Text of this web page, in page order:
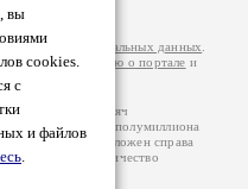
вы
cookies.
с
и файлов
.
персональных данных
информацию о портале и
– порядка 100 тысяч
более полумиллиона
который расположен справа
по две цифры: количество